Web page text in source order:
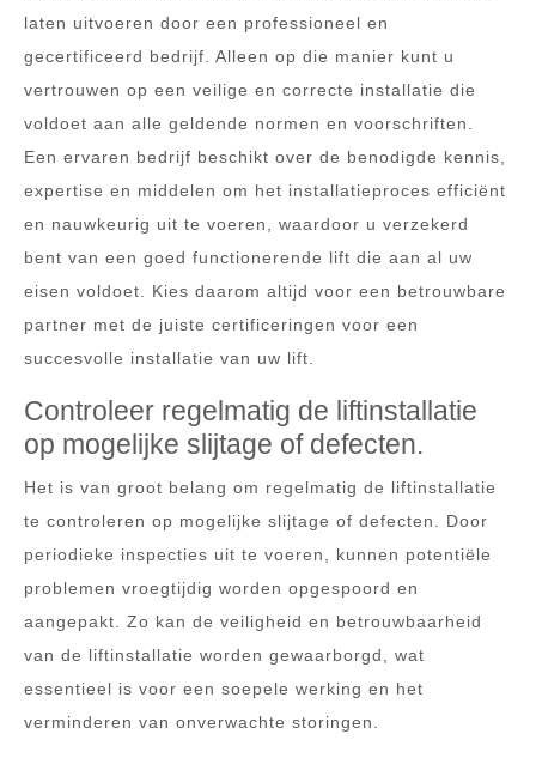
laten uitvoeren door een professioneel en
gecertificeerd bedrijf. Alleen op die manier kunt u
vertrouwen op een veilige en correcte installatie die
voldoet aan alle geldende normen en voorschriften.
Een ervaren bedrijf beschikt over de benodigde kennis,
expertise en middelen om het installatieproces efficiënt
en nauwkeurig uit te voeren, waardoor u verzekerd
bent van een goed functionerende lift die aan al uw
eisen voldoet. Kies daarom altijd voor een betrouwbare
partner met de juiste certificeringen voor een
succesvolle installatie van uw lift.
Controleer regelmatig de liftinstallatie
op mogelijke slijtage of defecten.
Het is van groot belang om regelmatig de liftinstallatie
te controleren op mogelijke slijtage of defecten. Door
periodieke inspecties uit te voeren, kunnen potentiële
problemen vroegtijdig worden opgespoord en
aangepakt. Zo kan de veiligheid en betrouwbaarheid
van de liftinstallatie worden gewaarborgd, wat
essentieel is voor een soepele werking en het
verminderen van onverwachte storingen.